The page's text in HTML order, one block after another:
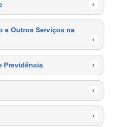
›
e Outros Serviços na
›
Previdência ›
›
›